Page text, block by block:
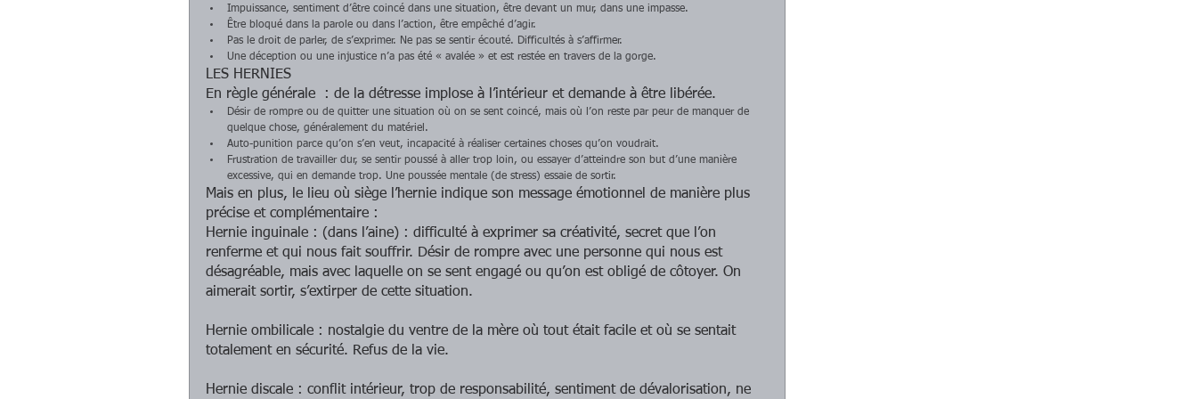
Impuissance, sentiment d’être coincé dans une situation, être devant un mur, dans une impasse.
Être bloqué dans la parole ou dans l’action, être empêché d’agir.
Pas le droit de parler, de s’exprimer. Ne pas se sentir écouté. Difficultés à s’affirmer.
Une déception ou une injustice n’a pas été « avalée » et est restée en travers de la gorge.
LES HERNIES
En règle générale  : de la détresse implose à l’intérieur et demande à être libérée.
Désir de rompre ou de quitter une situation où on se sent coincé, mais où l’on reste par peur de manquer de
quelque chose, généralement du matériel.
Auto-punition parce qu’on s’en veut, incapacité à réaliser certaines choses qu’on voudrait.
Frustration de travailler dur, se sentir poussé à aller trop loin, ou essayer d’atteindre son but d’une manière
excessive, qui en demande trop. Une poussée mentale (de stress) essaie de sortir.
Mais en plus, le lieu où siège l’hernie indique son message émotionnel de manière plus
précise et complémentaire :
Hernie inguinale : (dans l’aine) : difficulté à exprimer sa créativité, secret que l’on
renferme et qui nous fait souffrir. Désir de rompre avec une personne qui nous est
désagréable, mais avec laquelle on se sent engagé ou qu’on est obligé de côtoyer. On
aimerait sortir, s’extirper de cette situation.
Hernie ombilicale : nostalgie du ventre de la mère où tout était facile et où se sentait
totalement en sécurité. Refus de la vie.
Hernie discale : conflit intérieur, trop de responsabilité, sentiment de dévalorisation, ne